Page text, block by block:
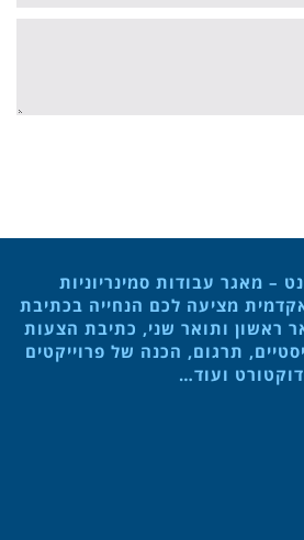
– מאגר עבודות סמינריוניות
מציעה לכם הנחייה בכתיבת
ראשון ותואר שני, כתיבת הצעות
תרגום, הכנה של פרוייקטים
ועוד…